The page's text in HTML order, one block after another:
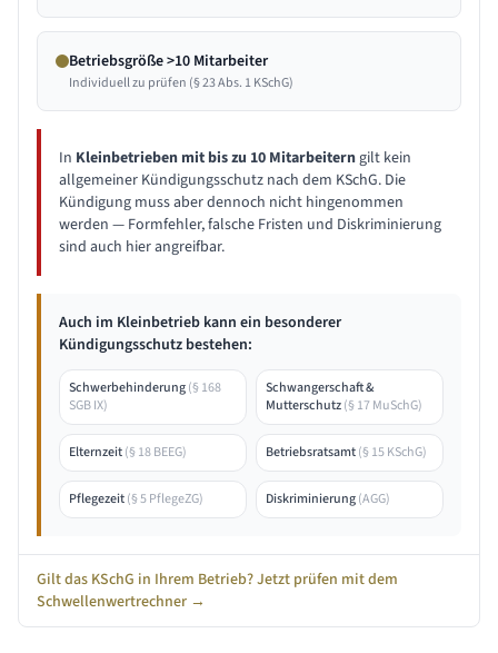
Betriebsgröße >10 Mitarbeiter
Individuell zu prüfen (§ 23 Abs. 1 KSchG)
In Kleinbetrieben mit bis zu 10 Mitarbeiterngilt kein
allgemeiner Kündigungsschutz nach dem KSchG. Die
Kündigung muss aber dennoch nicht hingenommen
werden — Formfehler, falsche Fristen und Diskriminierung
sind auch hier angreifbar.
Auch im Kleinbetrieb kann ein besonderer
Kündigungsschutz bestehen:
Schwerbehinderung(§ 168
SGB IX)
Schwangerschaft &
Mutterschutz(§ 17 MuSchG)
Elternzeit(§ 18 BEEG) Betriebsratsamt(§ 15 KSchG)
Pflegezeit(§ 5 PflegeZG) Diskriminierung(AGG)
Gilt das KSchG in Ihrem Betrieb? Jetzt prüfen mit dem
Schwellenwertrechner →